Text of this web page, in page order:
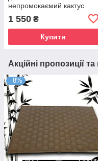
непромокаємий кактус
1 550 ₴
Купити
Акційні пропозиції
–8%